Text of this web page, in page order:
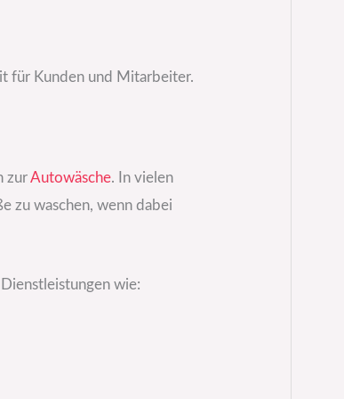
für Kunden und Mitarbeiter.
zurAutowäsche. In vielen
zu waschen, wenn dabei
wie: